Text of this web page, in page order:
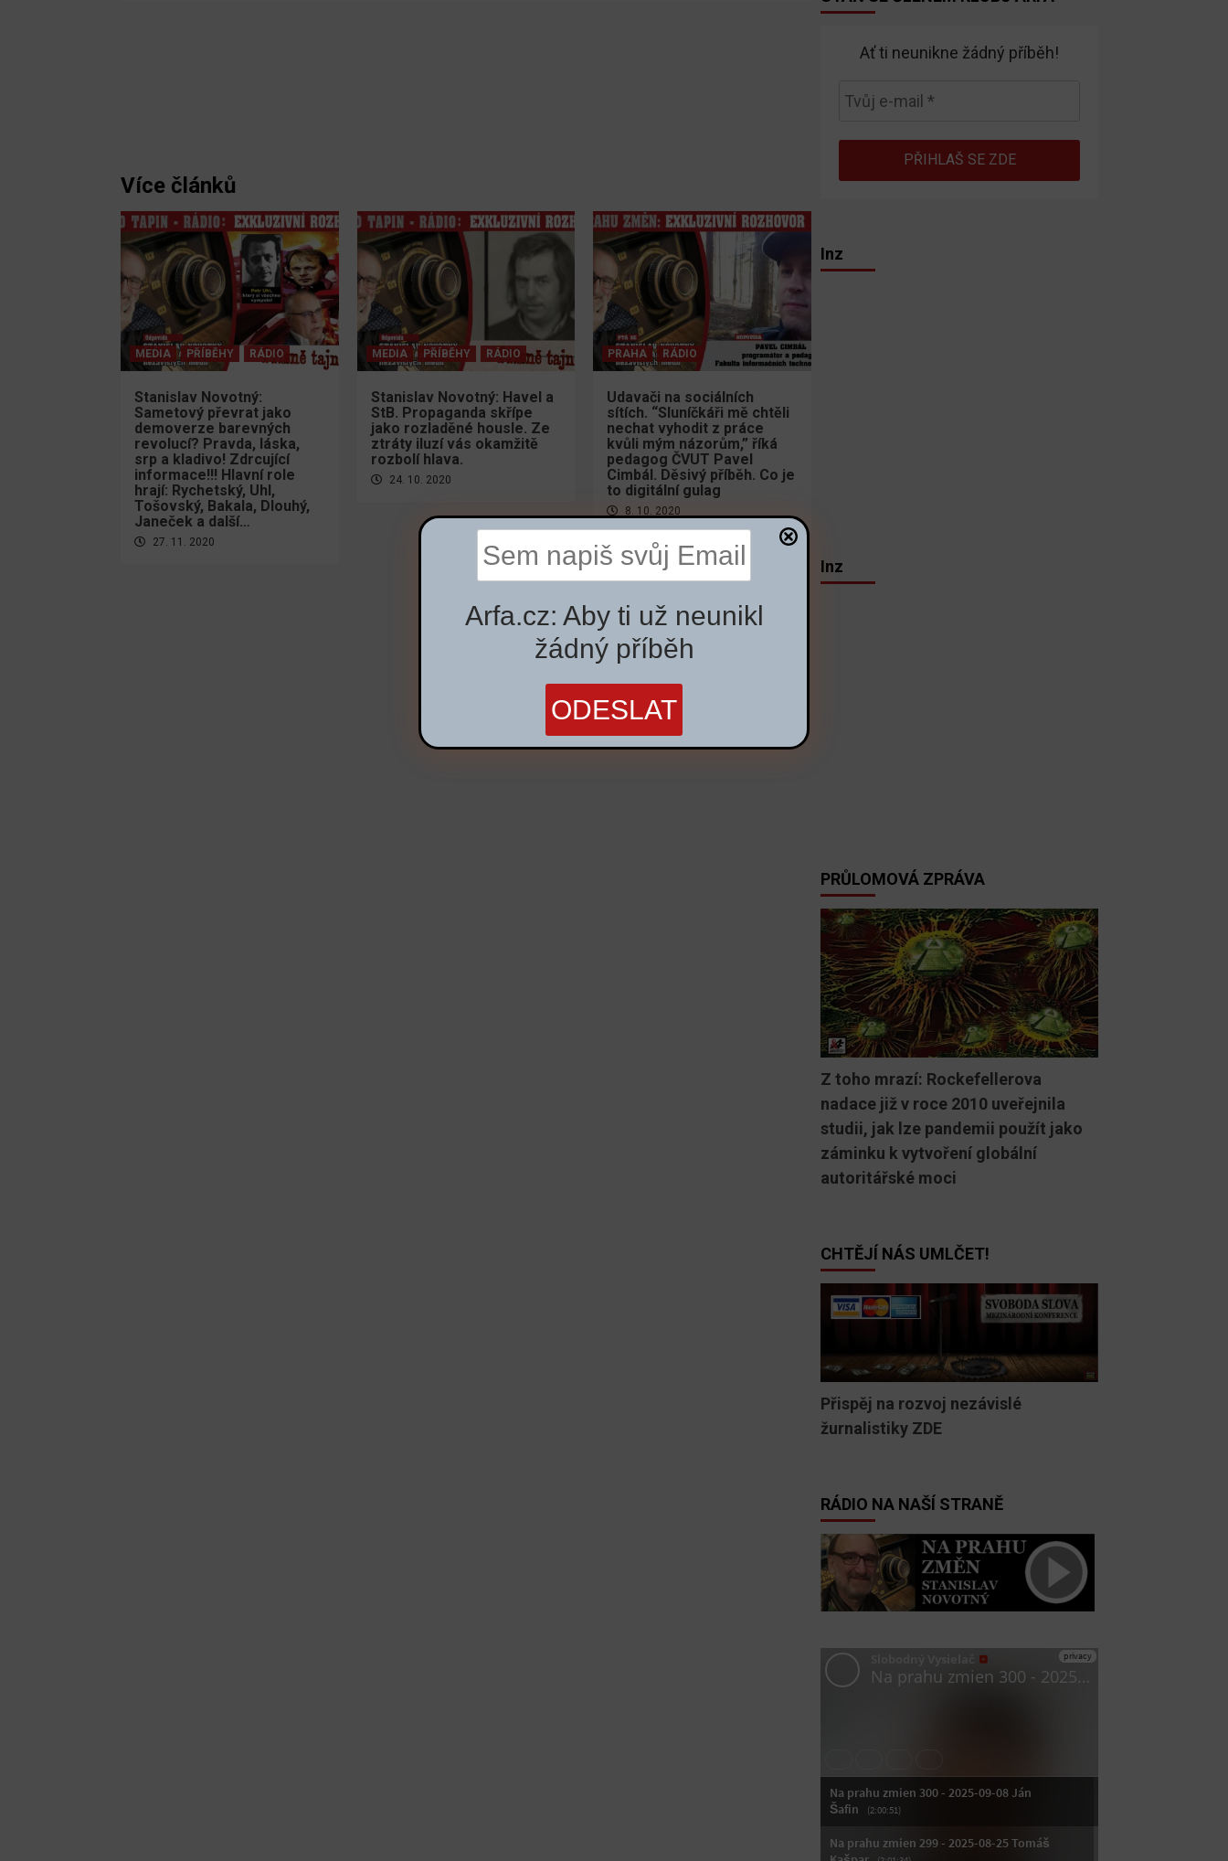
Arfa.cz: Aby ti už neunikl
žádný příběh
Více článků
MEDIA PŘÍBĚHY RÁDIO
Stanislav Novotný:
Sametový převrat jako
demoverze barevných
revolucí? Pravda, láska,
srp a kladivo! Zdrcující
informace!!! Hlavní role
hrají: Rychetský, Uhl,
Tošovský, Bakala, Dlouhý,
Janeček a další…
27. 11. 2020
MEDIA PŘÍBĚHY RÁDIO
Stanislav Novotný: Havel a
StB. Propaganda skřípe
jako rozladěné housle. Ze
ztráty iluzí vás okamžitě
rozbolí hlava.
24. 10. 2020
PRAHA RÁDIO
Udavači na sociálních
sítích. “Sluníčkáři mě chtěli
nechat vyhodit z práce
kvůli mým názorům,” říká
pedagog ČVUT Pavel
Cimbál. Děsivý příběh. Co je
to digitální gulag
8. 10. 2020
Ať ti neunikne žádný příběh!
Inz
Inz
PRŮLOMOVÁ ZPRÁVA
Z toho mrazí: Rockefellerova
nadace již v roce 2010 uveřejnila
studii, jak lze pandemii použít jako
záminku k vytvoření globální
autoritářské moci
CHTĚJÍ NÁS UMLČET!
Přispěj na rozvoj nezávislé
žurnalistiky ZDE
RÁDIO NA NAŠÍ STRANĚ